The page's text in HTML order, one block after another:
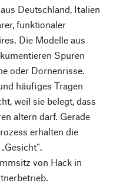
Deutschland, Italien
funktionaler
Die Modelle aus
Spuren
oder Dornenrisse.
häufiges Tragen
weil sie belegt, dass
altern darf. Gerade
erhalten die
von Hack in